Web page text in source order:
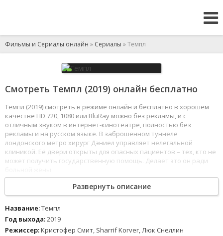
Фильмы и Сериалы онлайн » Сериалы » Темпл
Смотреть Темпл (2019) онлайн бесплатно
Темпл (2019) смотреть в режиме онлайн и бесплатно в хорошем
качестве HD 720, 1080 или BluRay можно без рекламы, и с
отличным звуком в интернет-кинотеатре, полностью без
рекламы и на русском языке. В заброшенном туннеле
лондонского метро хирург Дэниел управляет нелегальной
клиникой. Её двери открыты для опасных пациентов – тех, кто не
может получить государственную помощь. Делает это он ради
12345 678
Развернуть описание
Название:Темпл
Год выхода:2019
Режиссер:Кристофер Смит, Sharrif Korver, Люк Снеллин